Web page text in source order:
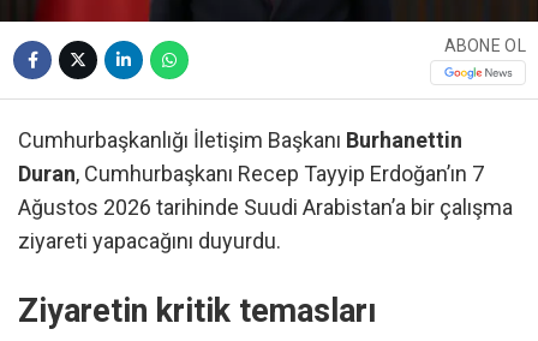
ABONE OL
Cumhurbaşkanlığı İletişim Başkanı Burhanettin
Duran, Cumhurbaşkanı Recep Tayyip Erdoğan’ın 7
Ağustos 2026 tarihinde Suudi Arabistan’a bir çalışma
ziyareti yapacağını duyurdu.
Ziyaretin kritik temasları